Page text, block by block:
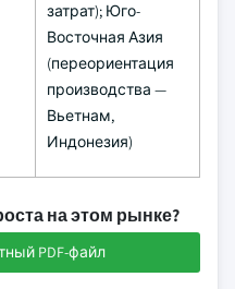
затрат); Юго-
Восточная Азия
(переориентация
производства —
Вьетнам,
Индонезия)
на этом рынке?
PDF-файл